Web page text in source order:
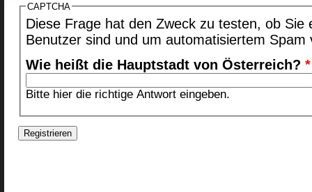
CAPTCHA
Diese Frage hat den Zweck zu testen, ob Sie
Benutzer sind und um automatisiertem Spam
Wie heißt die Hauptstadt von Österreich? *
Bitte hier die richtige Antwort eingeben.